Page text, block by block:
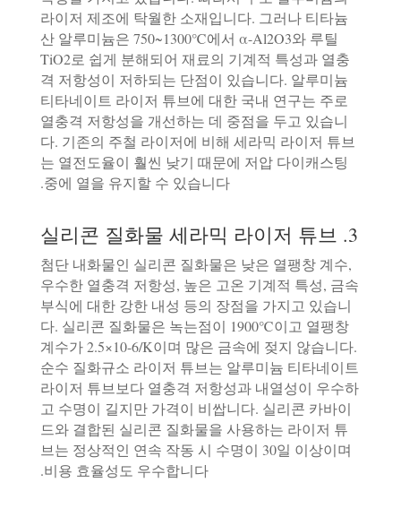
라이저 제조에 탁월한 소재입니다. 그러나 티타늄
산 알루미늄은 750~1300℃에서 α-Al2O3와 루틸
TiO2로 쉽게 분해되어 재료의 기계적 특성과 열충
격 저항성이 저하되는 단점이 있습니다. 알루미늄
티타네이트 라이저 튜브에 대한 국내 연구는 주로
열충격 저항성을 개선하는 데 중점을 두고 있습니
다. 기존의 주철 라이저에 비해 세라믹 라이저 튜브
는 열전도율이 훨씬 낮기 때문에 저압 다이캐스팅
중에 열을 유지할 수 있습니다.
3. 실리콘 질화물 세라믹 라이저 튜브
첨단 내화물인 실리콘 질화물은 낮은 열팽창 계수,
우수한 열충격 저항성, 높은 고온 기계적 특성, 금속
부식에 대한 강한 내성 등의 장점을 가지고 있습니
다. 실리콘 질화물은 녹는점이 1900℃이고 열팽창
계수가 2.5×10-6/K이며 많은 금속에 젖지 않습니다.
순수 질화규소 라이저 튜브는 알루미늄 티타네이트
라이저 튜브보다 열충격 저항성과 내열성이 우수하
고 수명이 길지만 가격이 비쌉니다. 실리콘 카바이
드와 결합된 실리콘 질화물을 사용하는 라이저 튜
브는 정상적인 연속 작동 시 수명이 30일 이상이며
비용 효율성도 우수합니다.